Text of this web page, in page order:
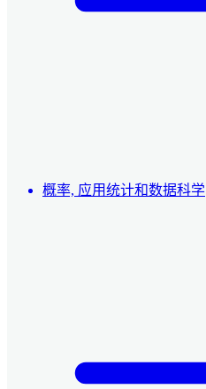
概率, 应用统计和数据科学